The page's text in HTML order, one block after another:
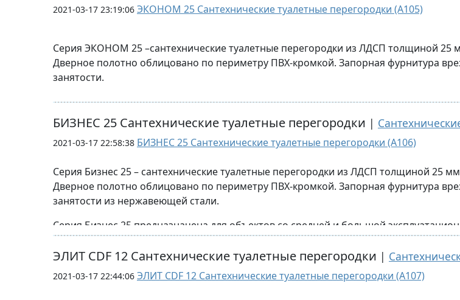
стандартные цвета
также в данной серии выпускаются перегородки для
Стандартная высота от пола -2000 мм
Стандартная глубина 1200-1500 мм.
Стандартная ширина двери 600/900 мм
Возможно изготовление туалетных перегородок по индивидуальному проекту
2021-03-17 23:19:06 ЭКОНОМ 25 Сантехнические туалетные перегородки (A105)
Серия ЭКОНОМ 25 –сантехнические туалетные перегородки из ЛДСП толщиной
Дверное полотно облицовано по периметру ПВХ-кромкой. Запорная фурнитура
занятости.
Серия Эконом 25 предназначена для объектов со средней и большой
т.п.
Стандартная высота от пола -2000 мм
высота просвета от пола 150-180мм.
Стандартная глубина 1200-1500 мм.
Возможно изготовление туалетных перегородок по индивидуальному проекту
БИЗНЕС 25 Сантехнические туалетные перегородки |
2021-03-17 22:58:38 БИЗНЕС 25 Сантехнические туалетные перегородки (A106)
Серия Бизнес 25 – сантехнические туалетные перегородки из ЛДСП толщиной 25
Дверное полотно облицовано по периметру ПВХ-кромкой. Запорная фурнитура
занятости из нержавеющей стали.
Серия Бизнес 25 предназначена для объектов со средней и большой
т.п.
Стандартная высота от пола -2000 мм
ЭЛИТ CDF 12 Сантехнические туалетные перегородки |
2021-03-17 22:44:06 ЭЛИТ CDF 12 Сантехнические туалетные перегородки (A107)